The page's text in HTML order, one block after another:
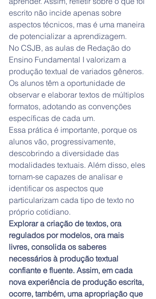
escrito não incide apenas sobre
aspectos técnicos, mas é uma maneira
de potencializar a aprendizagem.
No CSJB, as aulas de Redação do
Ensino Fundamental I valorizam a
produção textual de variados gêneros.
Os alunos têm a oportunidade de
observar e elaborar textos de múltiplos
formatos, adotando as convenções
específicas de cada um.
Essa prática é importante, porque os
alunos vão, progressivamente,
descobrindo a diversidade das
modalidades textuais. Além disso, eles
tornam-se capazes de analisar e
identificar os aspectos que
particularizam cada tipo de texto no
próprio cotidiano.
Explorar a criação de textos, ora
regulados por modelos, ora mais
livres, consolida os saberes
necessários à produção textual
confiante e fluente. Assim, em cada
nova experiência de produção escrita,
ocorre, também, uma apropriação que